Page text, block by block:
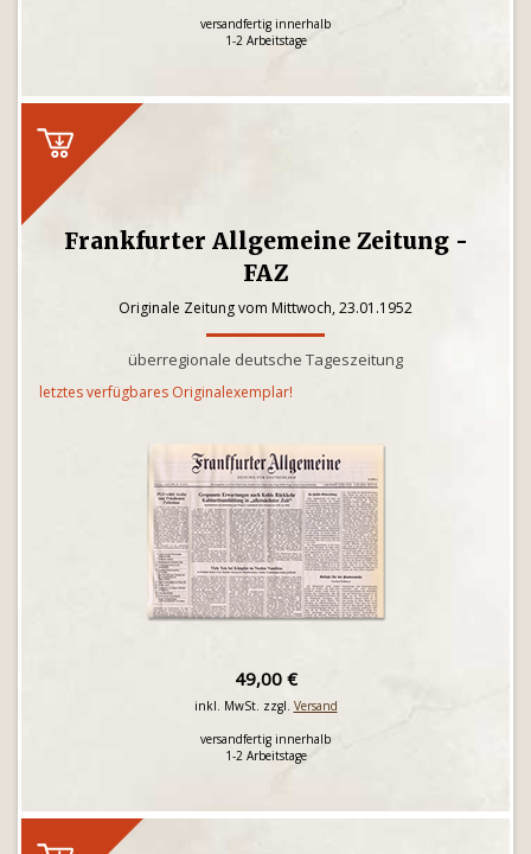
versandfertig innerhalb
1-2 Arbeitstage
Frankfurter Allgemeine Zeitung -
FAZ
Originale Zeitung vom Mittwoch, 23.01.1952
überregionale deutsche Tageszeitung
letztes verfügbares Originalexemplar!
49,00 €
inkl. MwSt. zzgl. Versand
versandfertig innerhalb
1-2 Arbeitstage